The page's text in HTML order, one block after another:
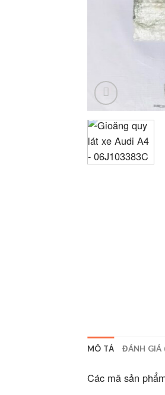
MÔ TẢ ĐÁNH GIÁ
Các mã sản